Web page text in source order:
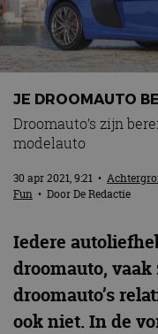
Automerken
Adverteren
Contact
MotorRAI.nl
JE DROOMAUTO
Droomauto’s zijn
modelauto
30 apr 2021, 9:21 •
Fun • DoorDe Redactie
Iedere
droomauto, vaak
droomauto’s
ook niet. In de